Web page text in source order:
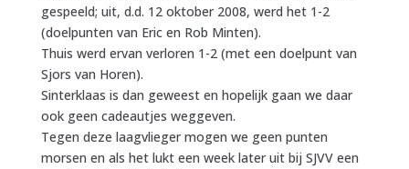
gespeeld; uit, d.d. 12 oktober 2008, werd het 1-2
(doelpunten van Eric en Rob Minten).
Thuis werd ervan verloren 1-2 (met een doelpunt van
Sjors van Horen).
Sinterklaas is dan geweest en hopelijk gaan we daar
ook geen cadeautjes weggeven.
Tegen deze laagvlieger mogen we geen punten
morsen en als het lukt een week later uit bij SJVV een